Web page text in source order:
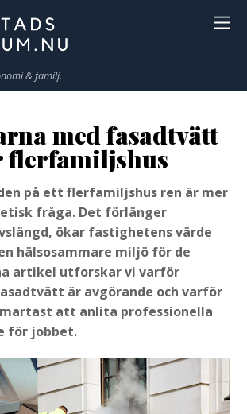
& familj.
med fasadtvätt
flerfamiljshus
på ett flerfamiljshus ren är mer
fråga. Det förlänger
ökar fastighetens värde
hälsosammare miljö för de
artikel utforskar vi varför
är avgörande och varför
att anlita professionella
för jobbet.